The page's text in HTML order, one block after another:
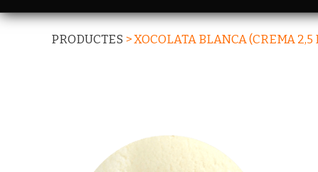
PRODUCTES >XOCOLATA BLANCA (CREMA 2,5